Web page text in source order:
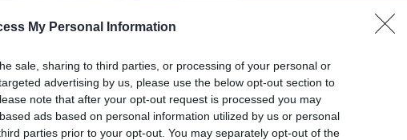
My Personal Information
sale, sharing to third parties, or processing of your personal or
advertising by us, please use the below opt-out section to
note that after your opt-out request is processed you may
ads based on personal information utilized by us or personal
parties prior to your opt-out. You may separately opt-out of the